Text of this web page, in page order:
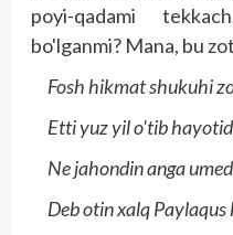
poyi-qadami
bo'lganmi? Mana, bu
Fosh hikmat shukuhi
Etti yuz yil o'tib
Ne jahondin anga
Deb otin xalq